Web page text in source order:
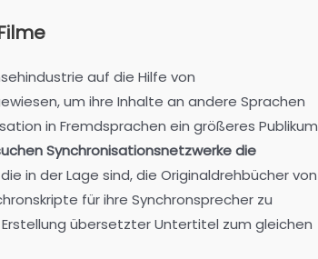
auf die Hilfe von
um ihre Inhalte an andere Sprachen
in Fremdsprachen ein größeres Publikum
Synchronisationsnetzwerke die
in der Lage sind, die Originaldrehbücher von
für ihre Synchronsprecher zu
übersetzter Untertitel zum gleichen